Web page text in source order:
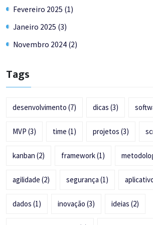
Fevereiro 2025 (1)
Janeiro 2025 (3)
Novembro 2024 (2)
Tags
desenvolvimento (7) dicas (3)
MVP (3) time (1) projetos (3)
kanban (2) framework(1)
agilidade (2) segurança (1)
dados (1) inovação (3) ideias (2)